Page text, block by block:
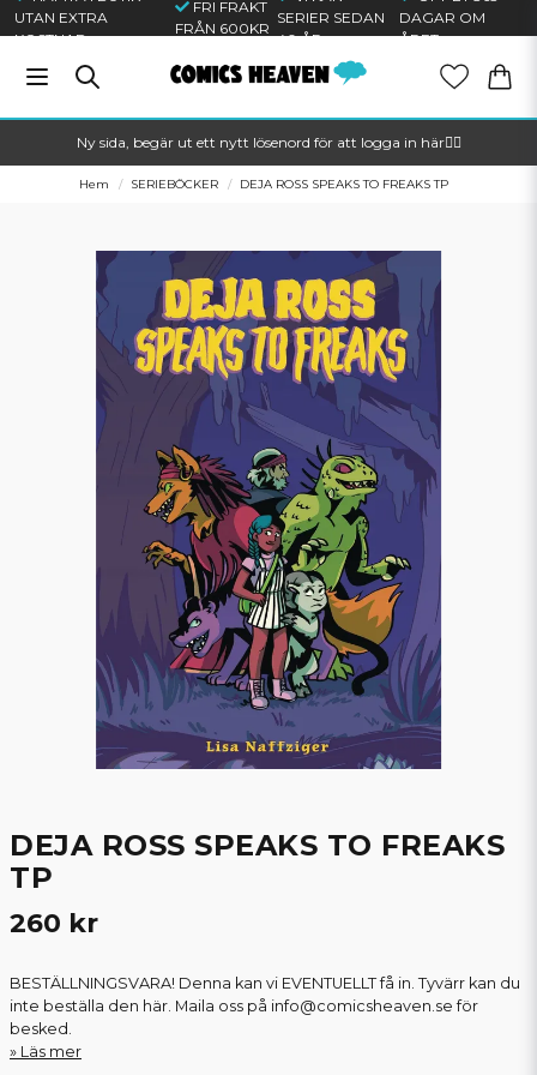
UTAN EXTRA
KOSTNAD
FRI FRAKT
FRÅN 600KR
SERIER SEDAN
40 ÅR
DAGAR OM
ÅRET
Ny sida, begär ut ett nytt lösenord för att logga in här🦸‍♂️
Hem SERIEBÖCKER DEJA ROSS SPEAKS TO FREAKS TP
DEJA ROSS SPEAKS TO FREAKS
TP
260 kr
BESTÄLLNINGSVARA! Denna kan vi EVENTUELLT få in. Tyvärr kan du
inte beställa den här. Maila oss på info@comicsheaven.se för
besked.
Läs mer